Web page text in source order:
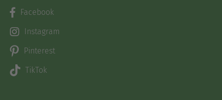
Facebook
Instagram
Pinterest
TikTok